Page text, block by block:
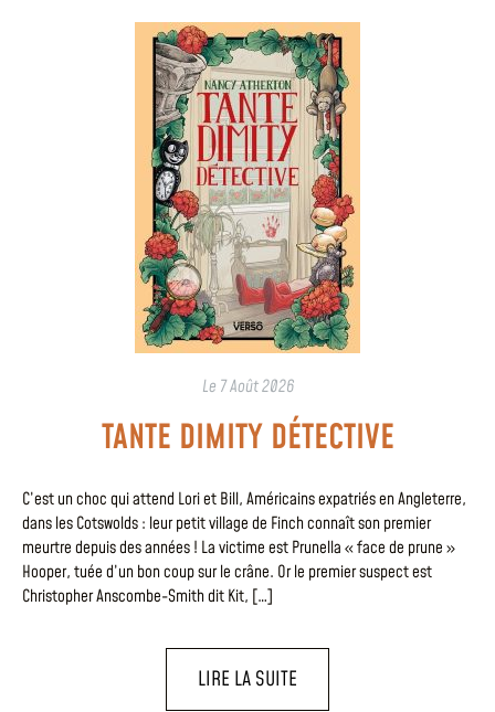
Le 7 Août 2026
TANTE DIMITY DÉTECTIVE
C’est un choc qui attend Lori et Bill, Américains expatriés en Angleterre,
dans les Cotswolds : leur petit village de Finch connaît son premier
meurtre depuis des années ! La victime est Prunella « face de prune »
Hooper, tuée d’un bon coup sur le crâne. Or le premier suspect est
Christopher Anscombe-Smith dit Kit, […]
LIRE LA SUITE